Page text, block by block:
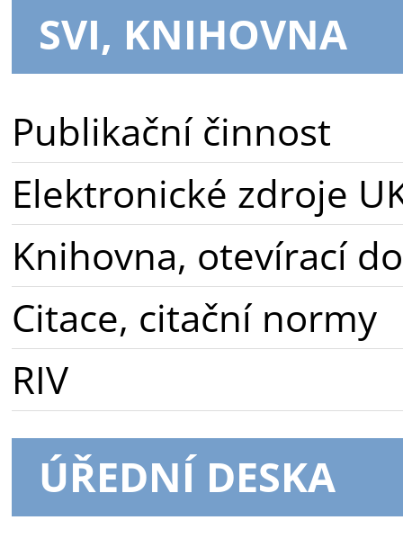
SVI, KNIHOVNA
Publikační činnost
Elektronické zdroje
Knihovna, otevírací
Citace, citační normy
RIV
ÚŘEDNÍ DESKA